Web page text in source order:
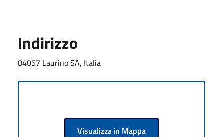
Indirizzo
84057 Laurino SA, Italia
Visualizza in Mappa